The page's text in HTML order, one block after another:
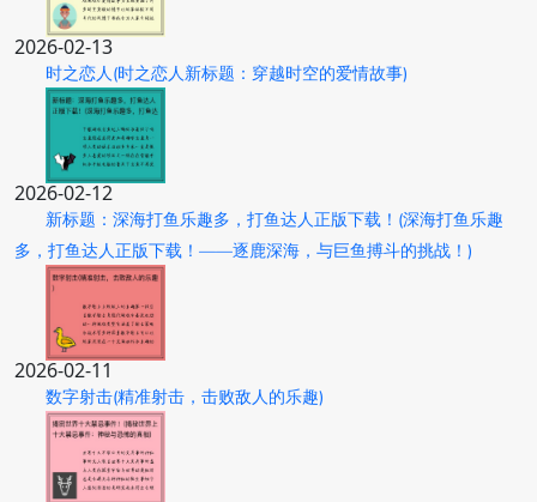
2026-02-13
时之恋人(时之恋人新标题：穿越时空的爱情故事)
2026-02-12
新标题：深海打鱼乐趣多，打鱼达人正版下载！(深海打鱼乐趣
多，打鱼达人正版下载！——逐鹿深海，与巨鱼搏斗的挑战！)
2026-02-11
数字射击(精准射击，击败敌人的乐趣)